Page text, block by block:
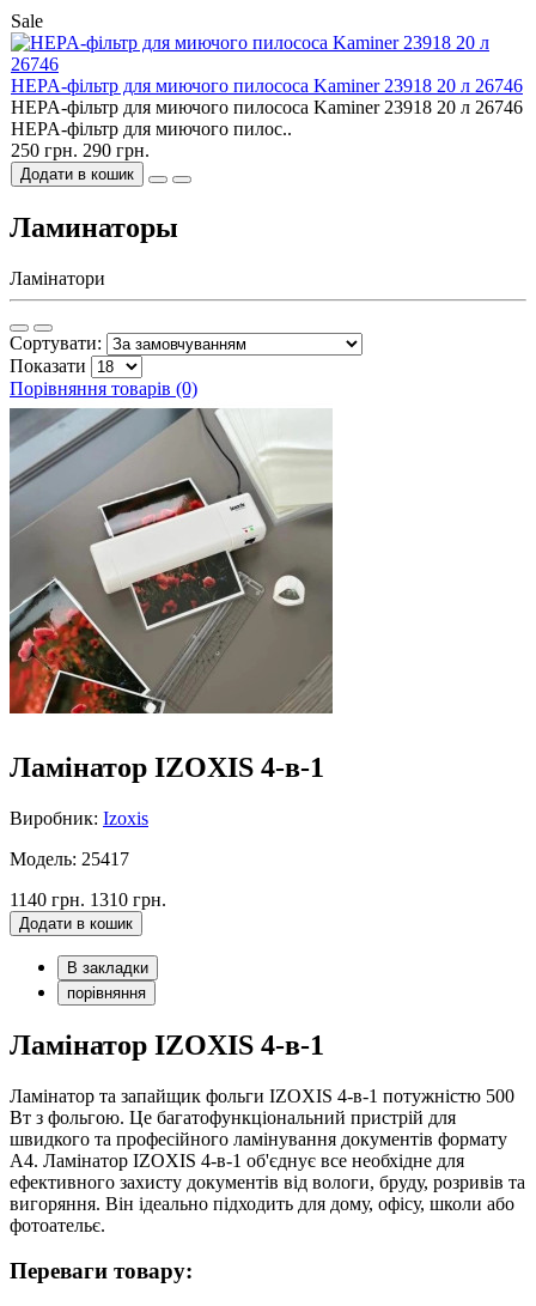
Sale
HEPA-фільтр для миючого пилососа Kaminer 23918 20 л 26746
HEPA-фільтр для миючого пилососа Kaminer 23918 20 л 26746
HEPA-фільтр для миючого пилос..
250 грн. 290 грн.
Додати в кошик
Ламинаторы
Ламінатори
Сортувати:
Показати
Порівняння товарів (0)
Ламінатор IZOXIS 4-в-1
Виробник: Izoxis
Модель: 25417
1140 грн. 1310 грн.
Додати в кошик
В закладки
порівняння
Ламінатор IZOXIS 4-в-1
Ламінатор та запайщик фольги IZOXIS 4-в-1 потужністю 500
Вт з фольгою. Це багатофункціональний пристрій для
швидкого та професійного ламінування документів формату
A4. Ламінатор IZOXIS 4-в-1 об'єднує все необхідне для
ефективного захисту документів від вологи, бруду, розривів та
вигоряння. Він ідеально підходить для дому, офісу, школи або
фотоательє.
Переваги товару: